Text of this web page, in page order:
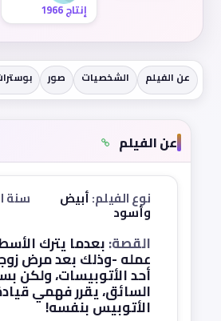
إنتاج 1966
عن الفيلم الشخصيات صور
عن الفيلم
نوع الفيلم:أبيض
وأسود
سنة
القصة:بعدما يترك
عمله -وذلك بعد مرض
أحد الأتوبيسات، ولكن
السائق، يقرر فهمي
الأتوبيس بنفسه!